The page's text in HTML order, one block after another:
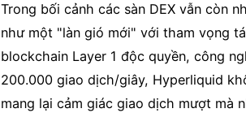
Trong bối cảnh các sàn DEX vẫn còn
như một "làn gió mới" với tham vọng
blockchain Layer 1 độc quyền, công
200.000 giao dịch/giây, Hyperliquid
mang lại cảm giác giao dịch mượt mà